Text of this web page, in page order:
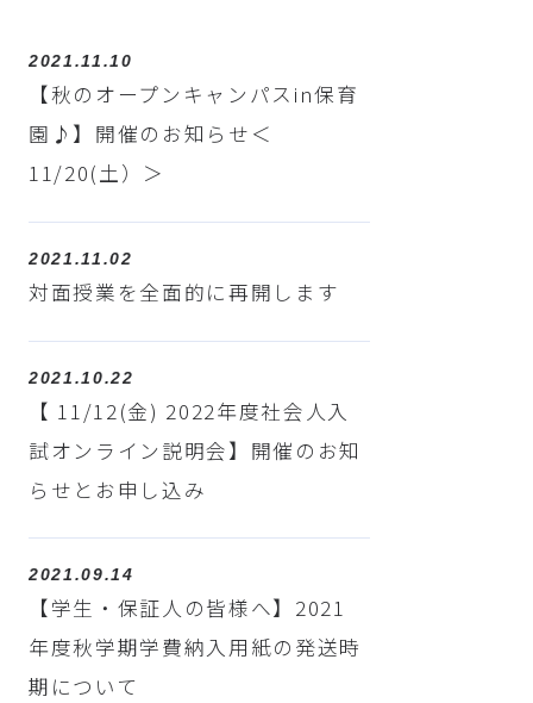
2021.11.10
【秋のオープンキャンパスin保育
園♪】開催のお知らせ＜
11/20(土）＞
2021.11.02
対面授業を全面的に再開します
2021.10.22
【 11/12(金) 2022年度社会人入
試オンライン説明会】開催のお知
らせとお申し込み
2021.09.14
【学生・保証人の皆様へ】2021
年度秋学期学費納入用紙の発送時
期について